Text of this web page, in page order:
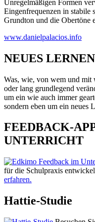
Unregelmäßigen Formen
Eingenfrequenzen in stabile
Grundton und die Obertöne
www.danielpalacios.info
NEUES LERNEN
Was, wie, von wem und
oder lang grundlegend
um ein wie auch immer
sondern eben um ein neues
FEEDBACK-
UNTERRICHT
für die Schulpraxis
erfahren.
Hattie-Studie